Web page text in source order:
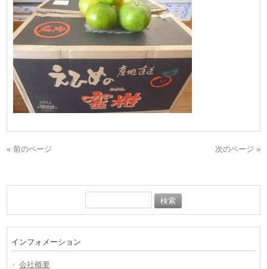
« 前のページ 次のページ »
索:
インフォメーション
会社概要